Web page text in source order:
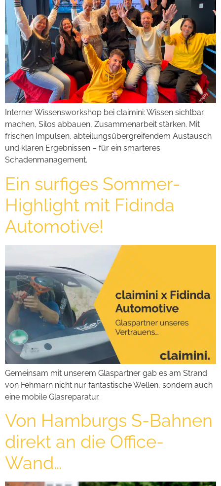
Interner Wissensworkshop bei claimini: Wissen sichtbar
machen, Silos abbauen, Zusammenarbeit stärken. Mit
frischen Impulsen, abteilungsübergreifendem Austausch
und klaren Ergebnissen – für ein smarteres
Schadenmanagement.
Ein surfiges Sommer-
Highlight mit Fidinda
Automotive!
Gemeinsam mit unserem Glaspartner gab es am Strand
von Fehmarn nicht nur fantastische Wellen, sondern auch
eine mobile Glasreparatur.
Von Hamburgs S-Bahnen
direkt an die Office-
Wand…